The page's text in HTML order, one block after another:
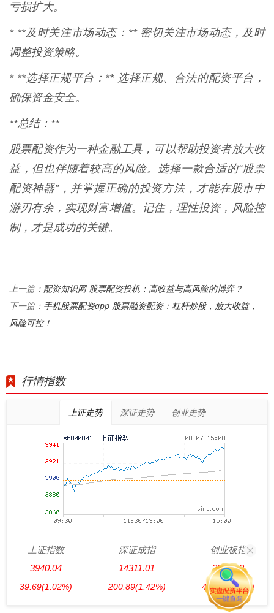
亏损扩大。
* **及时关注市场动态：** 密切关注市场动态，及时
调整投资策略。
* **选择正规平台：** 选择正规、合法的配资平台，
确保资金安全。
**总结：**
股票配资作为一种金融工具，可以帮助投资者放大收
益，但也伴随着较高的风险。选择一款合适的“股票
配资神器”，并掌握正确的投资方法，才能在股市中
游刃有余，实现财富增值。记住，理性投资，风险控
制，才是成功的关键。
上一篇： 配资知识网 股票配资投机：高收益与高风险的博弈？
下一篇： 手机股票配资app 股票融资配资：杠杆炒股，放大收益，
风险可控！
行情指数
上证走势 深证走势 创业走势
上证指数
3940.04
39.69(1.02%)
深证成指
14311.01
200.89(1.42%)
创业板指
3563.12
47.56(1.35%)